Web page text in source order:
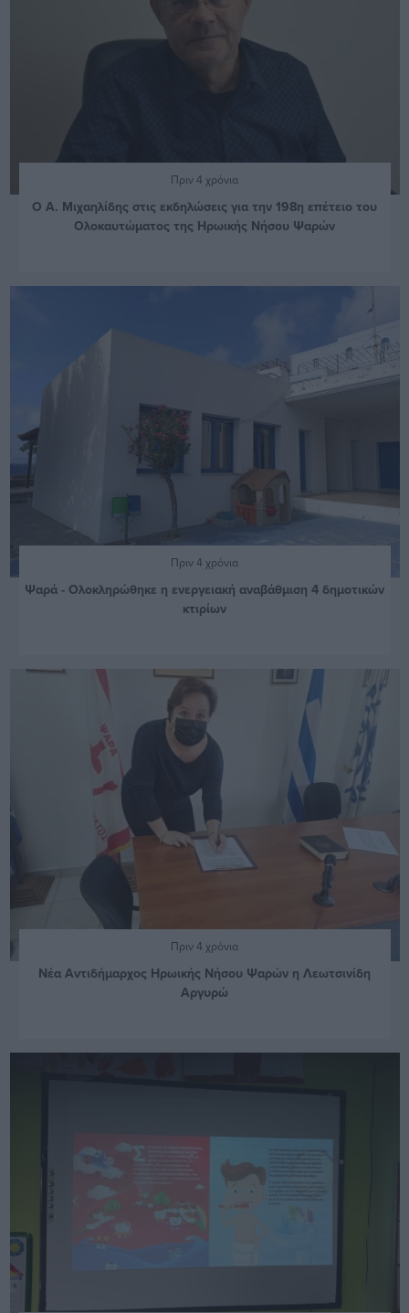
Πριν 4 χρόνια
Ο Α. Μιχαηλίδης στις εκδηλώσεις για την 198η επέτειο του
Ολοκαυτώματος της Ηρωικής Νήσου Ψαρών
Πριν 4 χρόνια
Ψαρά - Ολοκληρώθηκε η ενεργειακή αναβάθμιση 4 δημοτικών
κτιρίων
Πριν 4 χρόνια
Νέα Αντιδήμαρχος Ηρωικής Νήσου Ψαρών η Λεωτσινίδη
Αργυρώ